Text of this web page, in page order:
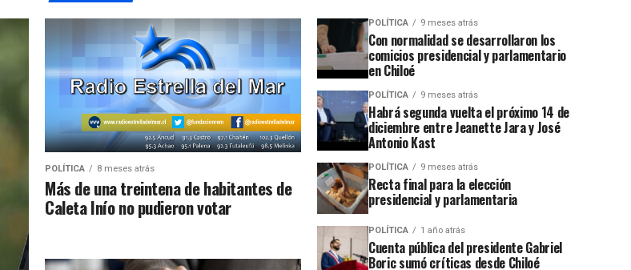
POLÍTICA 8 meses atrás
Más de una treintena de habitantes de
Caleta Inío no pudieron votar
POLÍTICA 9 meses atrás
Con normalidad se desarrollaron los
comicios presidencial y parlamentario
en Chiloé
POLÍTICA 9 meses atrás
Habrá segunda vuelta el próximo 14 de
diciembre entre Jeanette Jara y José
Antonio Kast
POLÍTICA 9 meses atrás
Recta final para la elección
presidencial y parlamentaria
POLÍTICA 1 año atrás
Cuenta pública del presidente Gabriel
Boric sumó críticas desde Chiloé